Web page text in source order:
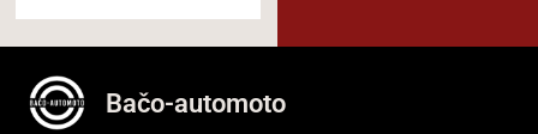
Bačo-automoto